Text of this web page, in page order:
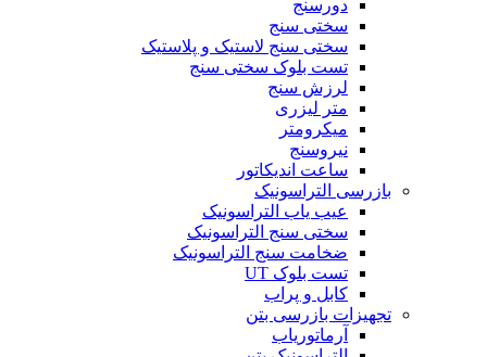
دورسنج
سختی سنج
سختی سنج لاستیک و پلاستیک
تست بلوک سختی سنج
لرزش سنج
متر لیزری
میکرومتر
نیروسنج
ساعت اندیکاتور
بازرسی التراسونیک
عیب یاب التراسونیک
سختی سنج التراسونیک
ضخامت سنج التراسونیک
تست بلوک UT
کابل و پراب
تجهیزات بازرسی بتن
آرماتوریاب